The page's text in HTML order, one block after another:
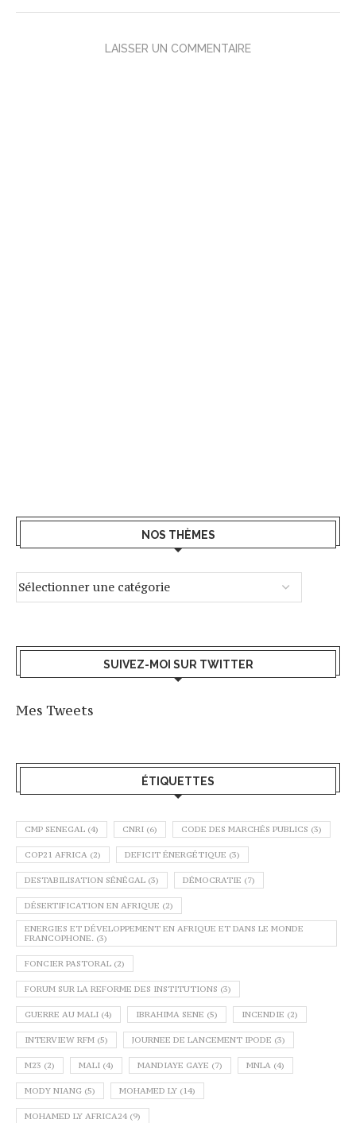
LAISSER UN COMMENTAIRE
NOS THÈMES
SUIVEZ-MOI SUR TWITTER
Mes Tweets
ÉTIQUETTES
CMP SENEGAL (4) CNRI (6) CODE DES MARCHÉS PUBLICS (3)
COP21 AFRICA (2) DEFICIT ÉNERGÉTIQUE (3)
DESTABILISATION SÉNÉGAL (3) DÉMOCRATIE (7)
DÉSERTIFICATION EN AFRIQUE (2)
ENERGIES ET DÉVELOPPEMENT EN AFRIQUE ET DANS LE MONDE
FRANCOPHONE. (3)
FONCIER PASTORAL (2)
FORUM SUR LA REFORME DES INSTITUTIONS (3)
GUERRE AU MALI (4) IBRAHIMA SENE (5) INCENDIE (2)
INTERVIEW RFM (5) JOURNEE DE LANCEMENT IPODE (3)
M23 (2) MALI (4) MANDIAYE GAYE (7) MNLA (4)
MODY NIANG (5) MOHAMED LY (14)
MOHAMED LY AFRICA24 (9)